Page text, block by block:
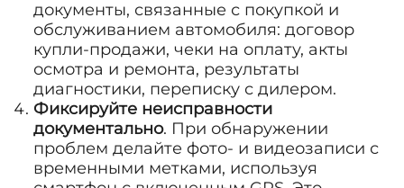
документы, связанные с покупкой и
обслуживанием автомобиля: договор
купли-продажи, чеки на оплату, акты
осмотра и ремонта, результаты
диагностики, переписку с дилером.
Фиксируйте неисправности
документально. При обнаружении
проблем делайте фото- и видеозаписи с
временными метками, используя